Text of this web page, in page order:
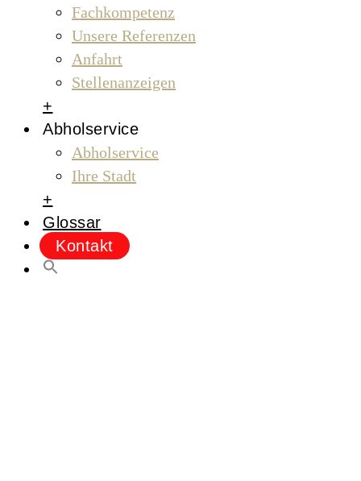
Fachkompetenz
Unsere Referenzen
Anfahrt
Stellenanzeigen
+
Abholservice
Abholservice
Ihre Stadt
+
Glossar
Kontakt